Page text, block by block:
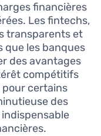
financières
Les fintechs,
transparents et
que les banques
des avantages
compétitifs
pour certains
des